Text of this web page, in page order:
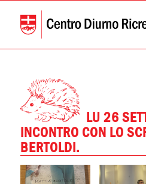
LU 26
INCONTRO CON LO
BERTOLDI.